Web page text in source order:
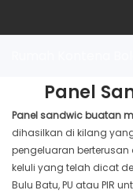
Panel
Panel sandwic buatan
dihasilkan di kilang
pengeluaran
keluli yang telah dicat
Bulu Batu, PU atau PIR